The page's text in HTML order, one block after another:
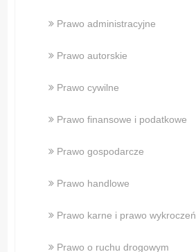
Prawo administracyjne
Prawo autorskie
Prawo cywilne
Prawo finansowe i podatkowe
Prawo gospodarcze
Prawo handlowe
Prawo karne i prawo wykroczeń
Prawo o ruchu drogowym